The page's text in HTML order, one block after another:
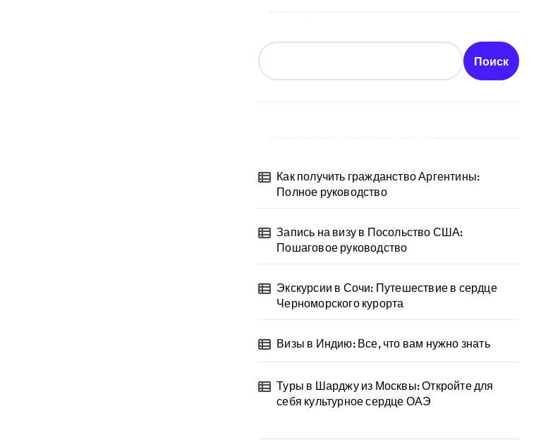
Поиск
Как получить гражданство Аргентины:
Полное руководство
Запись на визу в Посольство США:
Пошаговое руководство
Экскурсии в Сочи: Путешествие в сердце
Черноморского курорта
Визы в Индию: Все, что вам нужно знать
Туры в Шарджу из Москвы: Откройте для
себя культурное сердце ОАЭ